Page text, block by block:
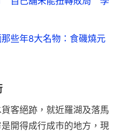
些年8大名物：食磯燒元
客絕跡，就近羅湖及落馬
開得成行成市的地方，現